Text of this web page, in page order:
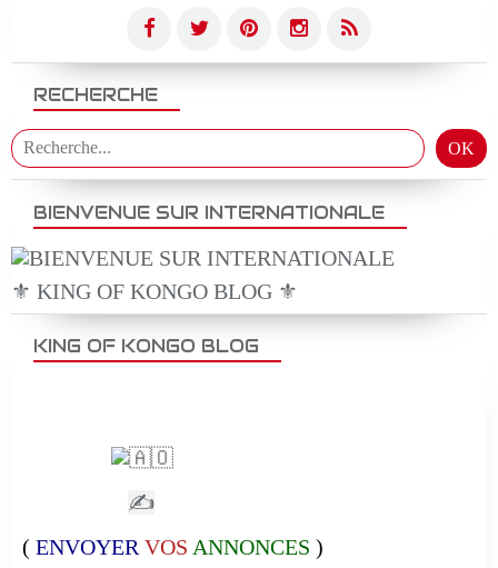
RECHERCHE
BIENVENUE SUR INTERNATIONALE
⚜️ KING OF KONGO BLOG ⚜️
KING OF KONGO BLOG
✍
( ENVOYER VOS ANNONCES )